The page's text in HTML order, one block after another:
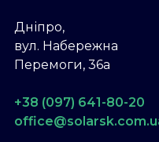
Дніпро,
вул. Набережна
Перемоги, 36а
+38 (097) 641-80-20